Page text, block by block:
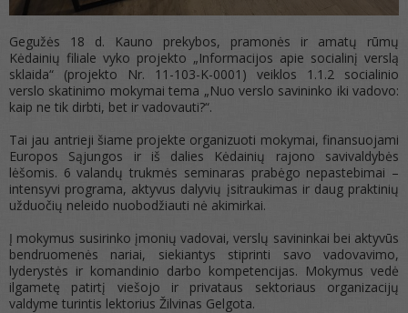
Gegužės 18 d. Kauno prekybos, pramonės ir amatų rūmų
Kėdainių filiale vyko projekto „Informacijos apie socialinį verslą
sklaida“ (projekto Nr. 11-103-K-0001) veiklos 1.1.2 socialinio
verslo skatinimo mokymai tema „Nuo verslo savininko iki vadovo:
kaip ne tik dirbti, bet ir vadovauti?“.
Tai jau antrieji šiame projekte organizuoti mokymai, finansuojami
Europos Sąjungos ir iš dalies Kėdainių rajono savivaldybės
lėšomis. 6 valandų trukmės seminaras prabėgo nepastebimai –
intensyvi programa, aktyvus dalyvių įsitraukimas ir daug praktinių
užduočių neleido nuobodžiauti nė akimirkai.
Į mokymus susirinko įmonių vadovai, verslų savininkai bei aktyvūs
bendruomenės nariai, siekiantys stiprinti savo vadovavimo,
lyderystės ir komandinio darbo kompetencijas. Mokymus vedė
ilgametę patirtį viešojo ir privataus sektoriaus organizacijų
valdyme turintis lektorius Žilvinas Gelgota.